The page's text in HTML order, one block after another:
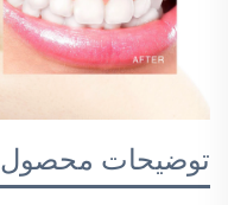
توضیحات محصول